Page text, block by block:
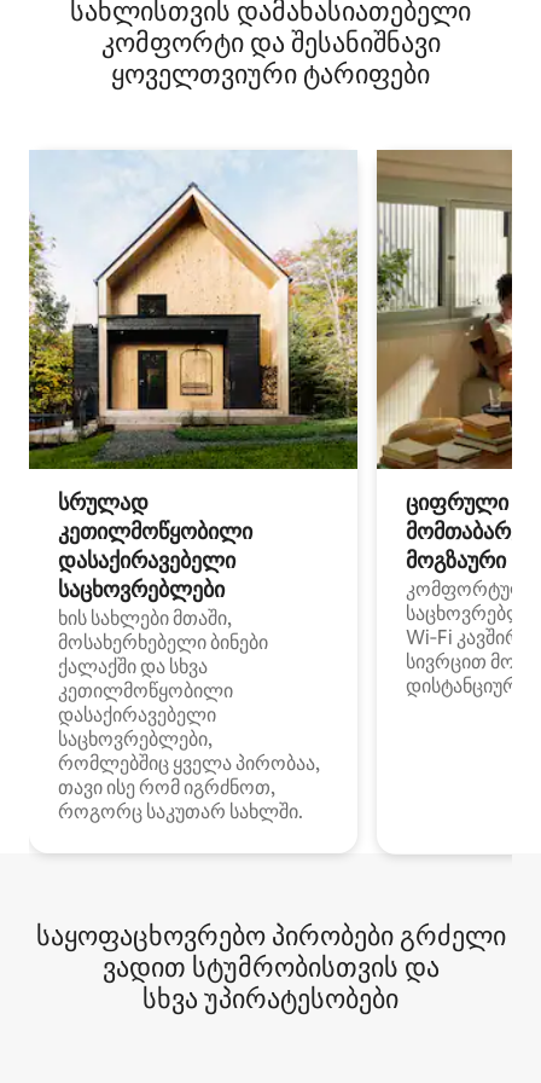
სახლისთვის დამახასიათებელი
კომფორტი და შესანიშნავი
ყოველთვიური ტარიფები
სრულად
კეთილმოწყობილი
დასაქირავებელი
საცხოვრებლები
ხის სახლები მთაში,
მოსახერხებელი ბინები
ქალაქში და სხვა
კეთილმოწყობილი
დასაქირავებელი
საცხოვრებლები,
რომლებშიც ყველა პირობაა,
თავი ისე რომ იგრძნოთ,
როგორც საკუთარ სახლში.
ციფრული
მოგზაური
კომფორტული
Wi‑Fi
სივრცით
დისტანციური
საყოფაცხოვრებო პირობები გრძელი
ვადით სტუმრობისთვის და
სხვა უპირატესობები